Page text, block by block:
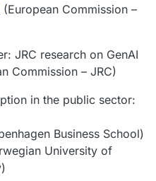
(European Commission –
JRC research on GenAI
Commission – JRC)
in the public sector:
Business School)
University of